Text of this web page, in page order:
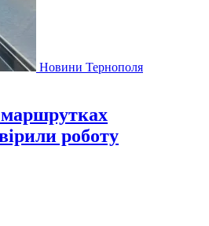
Новини Тернополя
маршрутках
роботу